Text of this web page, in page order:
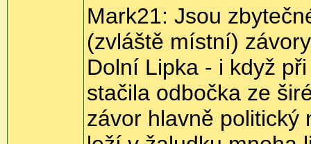
Mark21: Jsou
(zvláště místní)
Dolní Lipka - i když
stačila odbočka ze
závor hlavně politický